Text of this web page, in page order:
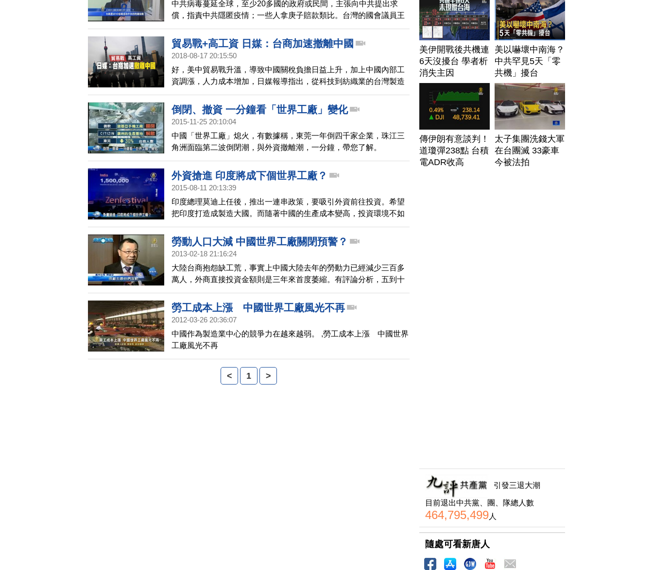
中共病毒蔓延全球，至少20多國的政府或民間，主張向中共提出求
償，指責中共隱匿疫情；一些人拿庚子賠款類比。台灣的國會議員王
定宇4月29日指出，有所不同，現在是「80國聯軍」要離開中國這個
世界工廠，重點在後續世界經濟局勢的改變，值得觀察。
貿易戰+高工資 日媒：台商加速撤離中國
2018-08-17 20:15:50
好，美中貿易戰升溫，導致中國關稅負擔日益上升，加上中國內部工
資調漲，人力成本增加，日媒報導指出，從科技到紡織業的台灣製造
商，將加速推動撤離中國，尋求新的生產據點。
倒閉、撤資 一分鐘看「世界工廠」變化
2015-11-25 20:10:04
中國「世界工廠」熄火，有數據稱，東莞一年倒四千家企業，珠江三
角洲面臨第二波倒閉潮，與外資撤離潮，一分鐘，帶您了解。
外資搶進 印度將成下個世界工廠？
2015-08-11 20:13:39
印度總理莫迪上任後，推出一連串政策，要吸引外資前往投資。希望
把印度打造成製造大國。而隨著中國的生產成本變高，投資環境不如
從前，也讓許多大廠紛紛前進印度。
勞動人口大減 中國世界工廠關閉預警？
2013-02-18 21:16:24
大陸台商抱怨缺工荒，事實上中國大陸去年的勞動力已經減少三百多
萬人，外商直接投資金額則是三年來首度萎縮。有評論分析，五到十
年內，中國就會失去「世界工廠」地位。不少台商表示，已經準備出
走到東南亞國家。
勞工成本上漲 中國世界工廠風光不再
2012-03-26 20:36:07
中國作為製造業中心的競爭力在越來越弱。 ,勞工成本上漲 中國世界
工廠風光不再
< 1 >
美伊開戰後共機連
6天沒擾台 學者析
消失主因
美以嚇壞中南海？
中共罕見5天「零
共機」擾台
傳伊朗有意談判！
道瓊彈238點 台積
電ADR收高
太子集團洗錢大軍
在台團滅 33豪車
今被法拍
引發三退大潮
目前退出中共黨、團、隊總人數
464,795,499人
隨處可看新唐人